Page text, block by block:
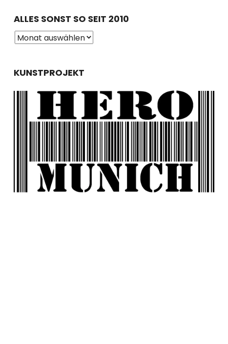
ALLES SONST SO SEIT 2010
KUNSTPROJEKT